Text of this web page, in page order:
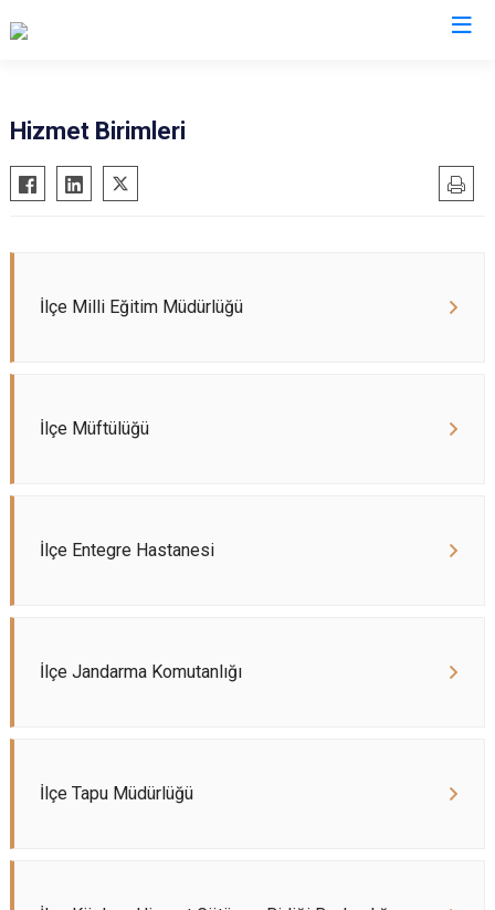
Çıldır
Damal
Posof
Hizmet Birimleri
İlçe Milli Eğitim Müdürlüğü
İlçe Müftülüğü
İlçe Entegre Hastanesi
İlçe Jandarma Komutanlığı
İlçe Tapu Müdürlüğü